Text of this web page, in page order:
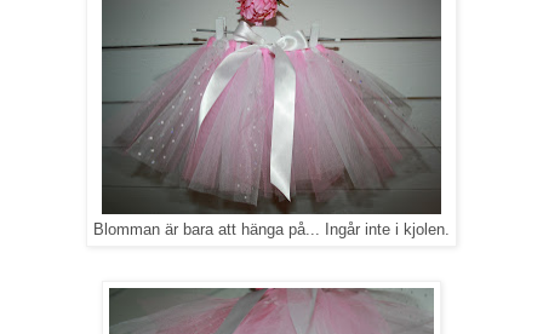
Blomman är bara att hänga på... Ingår inte i kjolen.